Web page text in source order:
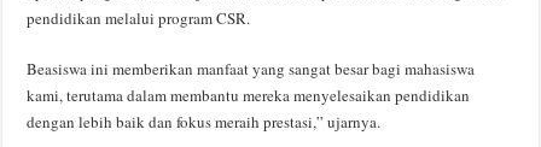
pendidikan melalui program CSR.
Beasiswa ini memberikan manfaat yang sangat besar bagi mahasiswa
kami, terutama dalam membantu mereka menyelesaikan pendidikan
dengan lebih baik dan fokus meraih prestasi,” ujarnya.